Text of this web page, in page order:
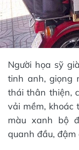
Người họa sỹ
tinh anh, giọng
thái thân thiện,
vải mềm, khoác
màu xanh bộ
quanh đầu, đậm